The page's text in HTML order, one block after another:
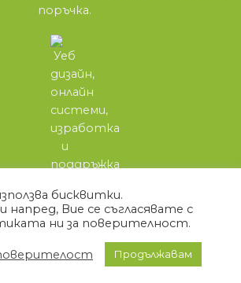
поръчка.
бисквитки.
напред, Вие се съгласявате с
ни за поверителност.
Продължавам